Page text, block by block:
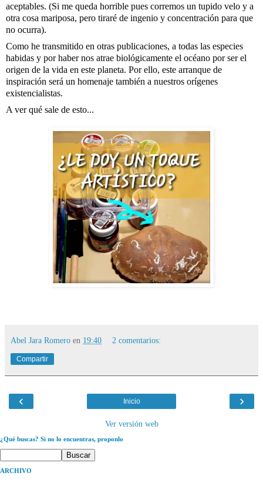
aceptables. (Si me queda horrible pues corremos un tupido velo y a
otra cosa mariposa, pero tiraré de ingenio y concentración para que
no ocurra).
Como he transmitido en otras publicaciones, a todas las especies
habidas y por haber nos atrae biológicamente el océano por ser el
origen de la vida en este planeta. Por ello, este arranque de
inspiración será un homenaje también a nuestros orígenes
existencialistas.
A ver qué sale de esto...
Abel Jara Romero en 19:40 2 comentarios:
Compartir
‹ ›
Inicio
Ver versión web
¿Qué buscas? Si no lo encuentras, proponlo
ARCHIVO